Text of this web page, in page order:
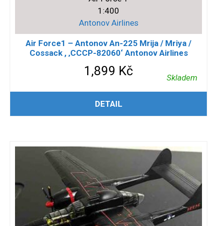
1:400
Antonov Airlines
Air Force1 – Antonov An-225 Mrija / Mriya /
Cossack , ‚CCCP-82060‘ Antonov Airlines
1,899 Kč Skladem
PŘIDAT DO KOŠÍKU
DETAIL